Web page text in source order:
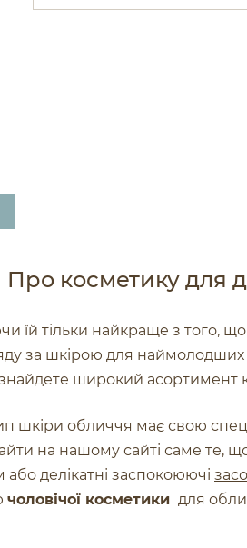
Про косметику для
їй тільки найкраще з того,
за шкірою для
широкий асортимент
шкіри обличчя має свою
на нашому сайті саме те,
делікатні заспокоюючі
чоловічої косметики для